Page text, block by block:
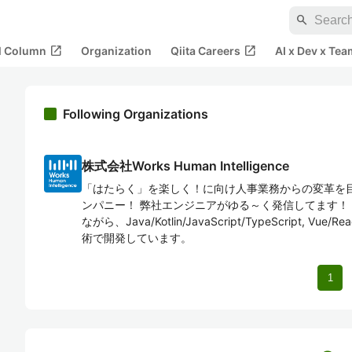
search
Column open_in_new Organization Qiita Careers open_in_new AI x Dev x
Following Organizations
株式会社Works Human Intelligence
「はたらく」を楽しく！に向け人事業務からの変革
ンパニー！ 弊社エンジニアがゆる～く発信してます
ながら、Java/Kotlin/JavaScript/TypeScript, Vue/
術で開発しています。
1